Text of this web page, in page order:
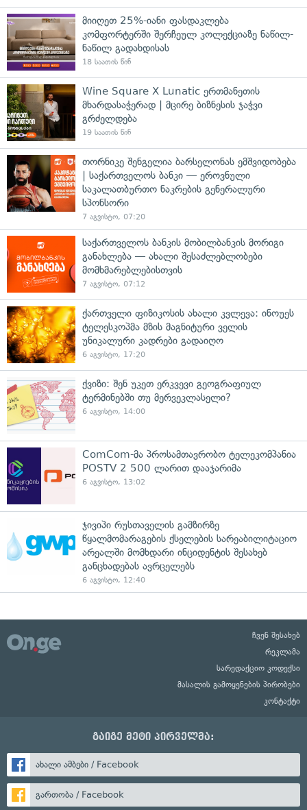
მიიღეთ 25%-იანი ფასდაკლება
კომფორტერში შერჩეულ კოლექციაზე ნაწილ-
ნაწილ გადახდისას
18 საათის წინ
Wine Square X Lunatic ერთმანეთის
მხარდასაჭერად | მცირე ბიზნესის ჯაჭვი
გრძელდება
19 საათის წინ
თორნიკე შენგელია ბარსელონას ემშვიდობება
| საქართველოს ბანკი — ეროვნული
საკალათბურთო ნაკრების გენერალური
სპონსორი
7 აგვისტო, 07:20
საქართველოს ბანკის მობილბანკის მორიგი
განახლება — ახალი შესაძლებლობები
მომხმარებლებისთვის
7 აგვისტო, 07:12
ქართველი ფიზიკოსის ახალი კვლევა: ინოუეს
ტელესკოპმა მზის მაგნიტური ველის
უნიკალური კადრები გადაიღო
6 აგვისტო, 17:20
ქვიზი: შენ უკეთ ერკვევი გეოგრაფიულ
ტერმინებში თუ მერვეკლასელი?
6 აგვისტო, 14:00
ComCom-მა პროსამთავრობო ტელეკომპანია
POSTV 2 500 ლარით დააჯარიმა
6 აგვისტო, 13:02
ჯივიპი რუსთაველის გამზირზე
წყალმომარაგების ქსელების სარეაბილიტაციო
არეალში მომხდარი ინციდენტის შესახებ
განცხადებას ავრცელებს
6 აგვისტო, 12:40
ჩვენ შესახებ
რეკლამა
სარედაქციო კოდექსი
მასალის გამოყენების პირობები
კონტაქტი
გაიგე მეტი პირველმა:
ახალი ამბები / Facebook
გართობა / Facebook